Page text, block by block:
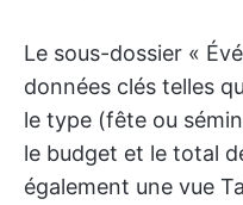
Le sous-dossier «
données clés telles
le type (fête ou
le budget et le total
également une vue